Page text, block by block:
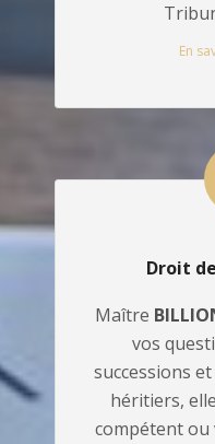
En
Droit
Maître
vos
successions
héritiers,
compétent ou